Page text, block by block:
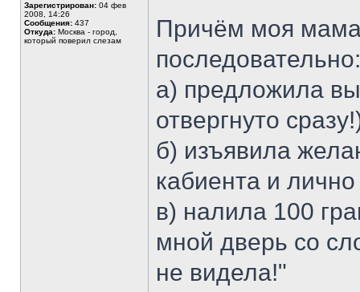
Зарегистрирован: 04 фев
2008, 14:26
Сообщения: 437
Откуда: Москва - город,
который поверил слезам
Причём моя
последовательно:
а) предложила
отвергнуто
б) изъявила
кабиента и
в) налила 100
мной дверь со
не видела!"